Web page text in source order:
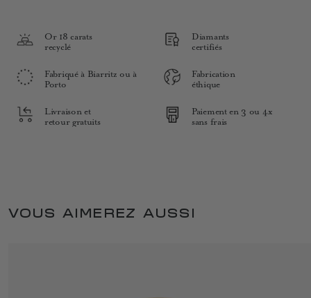
Or 18 carats
recyclé
Diamants
certifiés
Fabriqué à Biarritz ou à
Porto
Fabrication
éthique
Livraison et
retour gratuits
Paiement en 3 ou 4x
sans frais
VOUS AIMEREZ AUSSI